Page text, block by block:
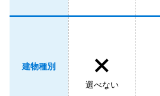
建物種別 ×
選べない